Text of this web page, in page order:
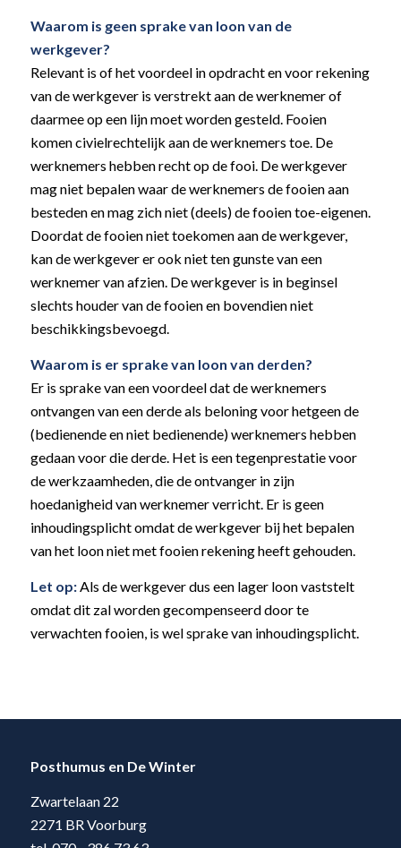
Waarom is geen sprake van loon van de
werkgever?
Relevant is of het voordeel in opdracht en voor rekening
van de werkgever is verstrekt aan de werknemer of
daarmee op een lijn moet worden gesteld. Fooien
komen civielrechtelijk aan de werknemers toe. De
werknemers hebben recht op de fooi. De werkgever
mag niet bepalen waar de werknemers de fooien aan
besteden en mag zich niet (deels) de fooien toe-eigenen.
Doordat de fooien niet toekomen aan de werkgever,
kan de werkgever er ook niet ten gunste van een
werknemer van afzien. De werkgever is in beginsel
slechts houder van de fooien en bovendien niet
beschikkingsbevoegd.
Waarom is er sprake van loon van derden?
Er is sprake van een voordeel dat de werknemers
ontvangen van een derde als beloning voor hetgeen de
(bedienende en niet bedienende) werknemers hebben
gedaan voor die derde. Het is een tegenprestatie voor
de werkzaamheden, die de ontvanger in zijn
hoedanigheid van werknemer verricht. Er is geen
inhoudingsplicht omdat de werkgever bij het bepalen
van het loon niet met fooien rekening heeft gehouden.
Let op: Als de werkgever dus een lager loon vaststelt
omdat dit zal worden gecompenseerd door te
verwachten fooien, is wel sprake van inhoudingsplicht.
Posthumus en De Winter
Zwartelaan 22
2271 BR Voorburg